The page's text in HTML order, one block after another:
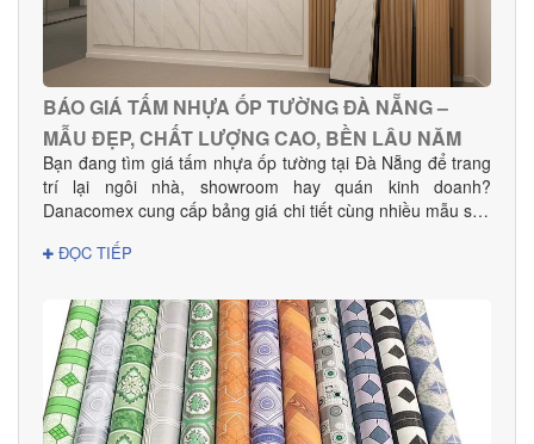
BÁO GIÁ TẤM NHỰA ỐP TƯỜNG ĐÀ NẴNG –
MẪU ĐẸP, CHẤT LƯỢNG CAO, BỀN LÂU NĂM
Bạn đang tìm giá tấm nhựa ốp tường tại Đà Nẵng để trang
trí lại ngôi nhà, showroom hay quán kinh doanh?
Danacomex cung cấp bảng giá chi tiết cùng nhiều mẫu sản
ĐỌC TIẾP